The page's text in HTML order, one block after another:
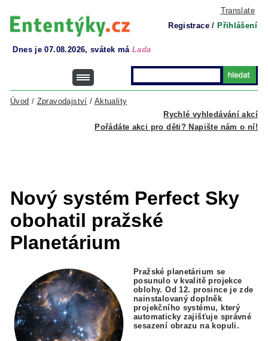
Translate
Registrace / Přihlášení
Dnes je 07.08.2026, svátek má Lada
Rychlé vyhledávání akcí
Úvod / Zpravodajství / Aktuality
Pořádáte akci pro děti? Napište nám o ní!
Nový systém Perfect Sky
obohatil pražské
Planetárium
Pražské planetárium se
posunulo v kvalitě projekce
oblohy. Od 12. prosince je zde
nainstalovaný doplněk
projekčního systému, který
automaticky zajišťuje správné
sesazení obrazu na kopuli.